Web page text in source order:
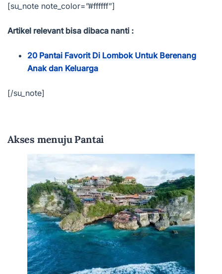
[su_note note_color=”#ffffff”]
Artikel relevant bisa dibaca nanti :
20 Pantai Favorit Di Lombok Untuk Berenang
Anak dan Keluarga
[/su_note]
Akses menuju Pantai